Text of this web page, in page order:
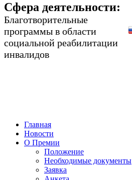
Сфера деятельности:
Благотворительные
программы в области
социальной реабилитации
инвалидов
Главная
Новости
О Премии
Положение
Необходимые документы
Заявка